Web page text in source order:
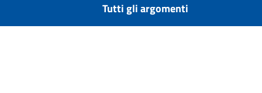
Tutti gli argomenti